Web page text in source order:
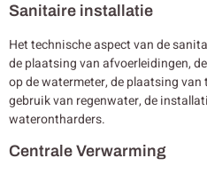
Sanitaire installatie
Het technische aspect van de
de plaatsing van afvoerleidingen,
op de watermeter, de plaatsing
gebruik van regenwater, de
waterontharders.
Centrale Verwarming